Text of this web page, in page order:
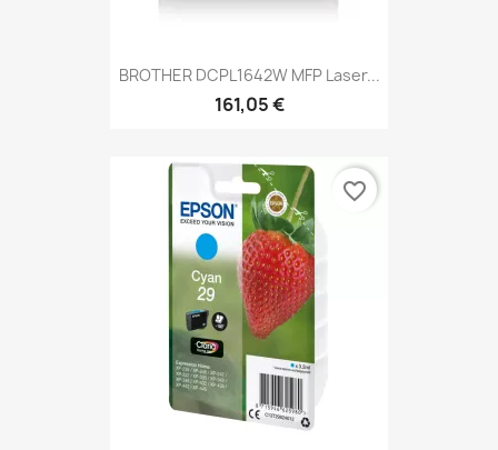
BROTHER DCPL1642W MFP Laser...
161,05 €
favorite_border